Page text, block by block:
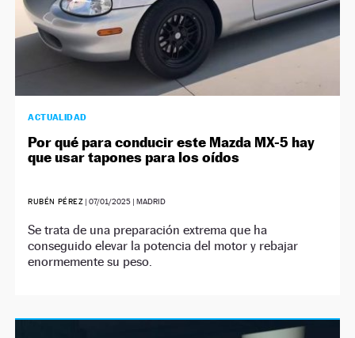
ACTUALIDAD
Por qué para conducir este Mazda MX-5 hay
que usar tapones para los oídos
RUBÉN PÉREZ |07/01/2025 | MADRID
Se trata de una preparación extrema que ha
conseguido elevar la potencia del motor y rebajar
enormemente su peso.